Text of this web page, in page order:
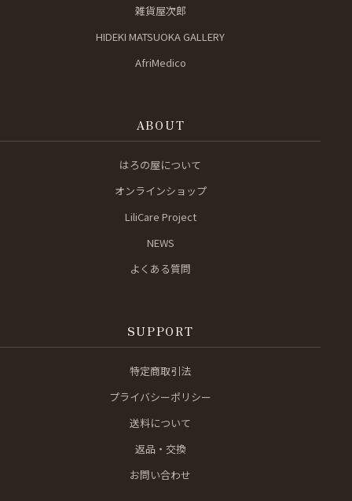
雑貨屋次郎
HIDEKI MATSUOKA GALLERY
AfriMedico
ABOUT
はろの屋について
オンラインショップ
LiliCare Project
NEWS
よくある質問
SUPPORT
特定商取引法
プライバシーポリシー
送料について
返品・交換
お問い合わせ